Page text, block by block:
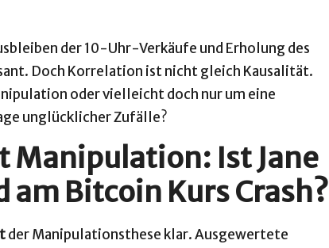
der 10-Uhr-Verkäufe und Erholung des
Doch Korrelation ist nicht gleich Kausalität.
oder vielleicht doch nur um eine
unglücklicher Zufälle?
Ist Jane
Bitcoin Kurs Crash?
der Manipulationsthese klar. Ausgewertete